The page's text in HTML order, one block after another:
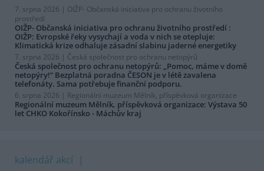
7. srpna 2026 | OIŽP- Občanská iniciativa pro ochranu životního
prostředí
OIŽP- Občanská iniciativa pro ochranu životního prostředí :
OIŽP: Evropské řeky vysychají a voda v nich se otepluje:
Klimatická krize odhaluje zásadní slabinu jaderné energetiky
7. srpna 2026 | Česká společnost pro ochranu netopýrů
Česká společnost pro ochranu netopýrů: „Pomoc, máme v domě
netopýry!“ Bezplatná poradna ČESON je v létě zavalena
telefonáty. Sama potřebuje finanční podporu.
6. srpna 2026 | Regionální muzeum Mělník, příspěvková organizace
Regionální muzeum Mělník, příspěvková organizace: Výstava 50
let CHKO Kokořínsko - Máchův kraj
kalendář akcí